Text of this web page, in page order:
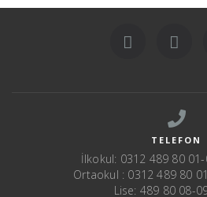
TELEFON
İlkokul: 0312 489 80
Ortaokul : 0312 489 80
Lise: 489 80 08-